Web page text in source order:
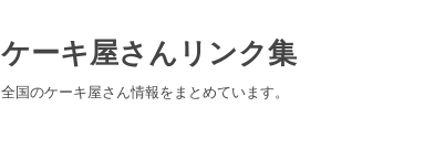
ケーキ屋さんリンク集
全国のケーキ屋さん情報をまとめています。